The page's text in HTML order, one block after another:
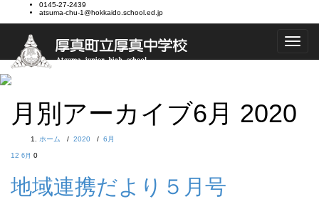
0145-27-2439
atsuma-chu-1@hokkaido.school.ed.jp
Toggle
月別アーカイブ6月 2020
ホーム / 2020 / 6月
12 6月 0
地域連携だより５月号